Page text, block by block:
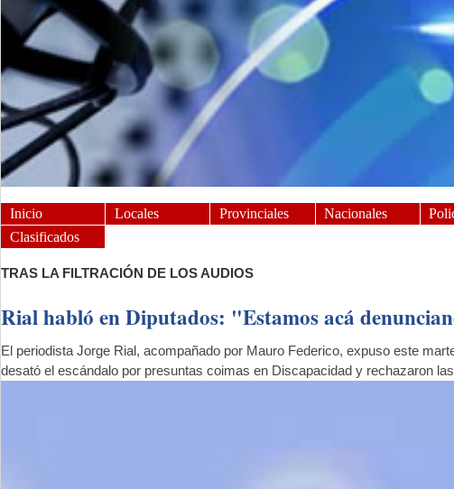
Inicio Locales Provinciales Nacionales
Clasificados
TRAS LA FILTRACIÓN DE LOS AUDIOS
Rial habló en Diputados: "Estamos acá
El periodista Jorge Rial, acompañado por Mauro Federico, expuso este
desató el escándalo por presuntas coimas en Discapacidad y rechazaron